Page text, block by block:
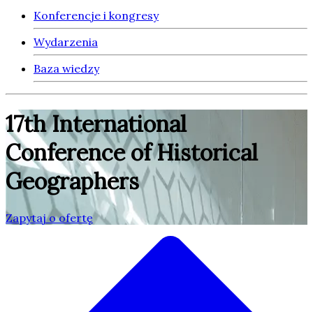
Konferencje i kongresy
Wydarzenia
Baza wiedzy
17th International
Conference of Historical
Geographers
Zapytaj o ofertę